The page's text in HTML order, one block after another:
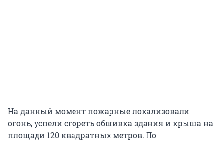
На данный момент пожарные локализовали
огонь, успели сгореть обшивка здания и крыша на
площади 120 квадратных метров. По